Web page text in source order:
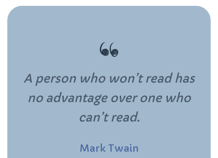
A person who won’t read has
no advantage over one who
can’t read.
Mark Twain